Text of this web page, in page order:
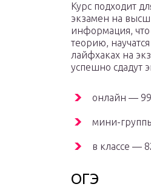
Курс подходит
экзамен на
информация, что
теорию,
лайфхаках на
успешно сдадут
онлайн —
мини-
в классе —
ОГЭ